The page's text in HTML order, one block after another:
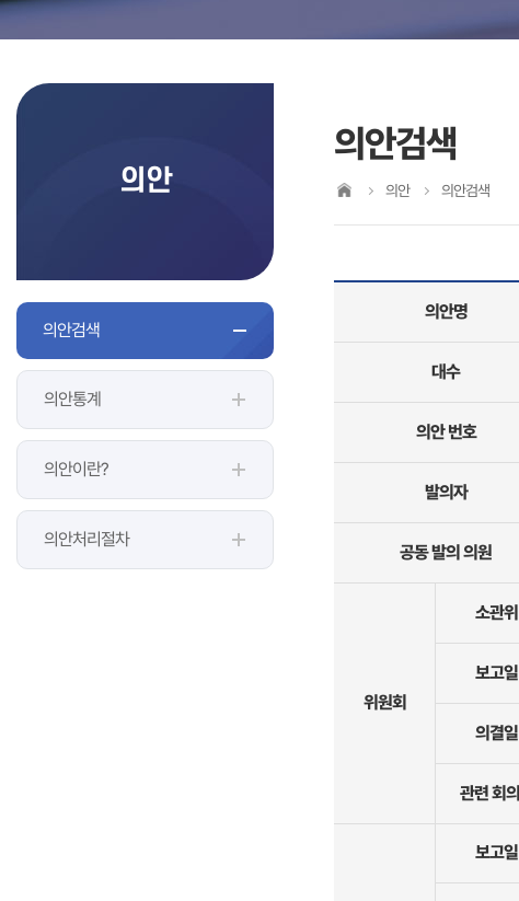
의안
의안검색
의안통계
의안이란?
의안처리절차
의안검색
의안 의안검색
의안명
대수
의안 번호
발의자
공동 발의 의원
위원회
소관위
보고일
의결일
관련 회
보고일